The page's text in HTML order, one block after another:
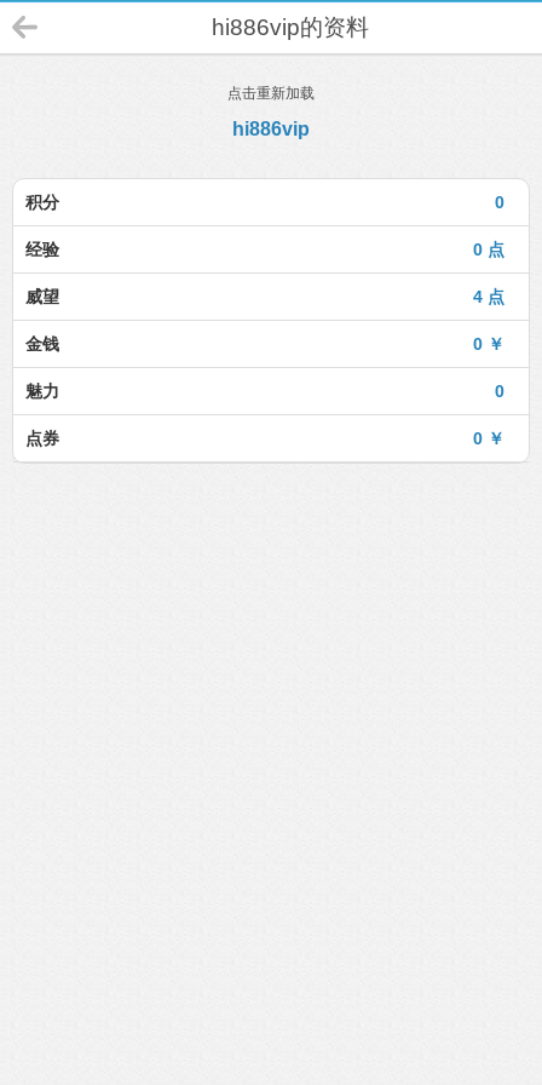
hi886vip的资料
点击重新加载
hi886vip
0
积分
0 点
经验
4 点
威望
0 ￥
金钱
0
魅力
0 ￥
点券